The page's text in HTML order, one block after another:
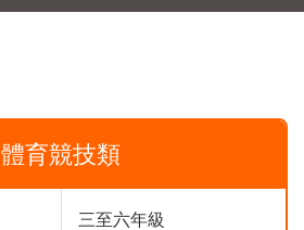
體育競技類
三至六年級